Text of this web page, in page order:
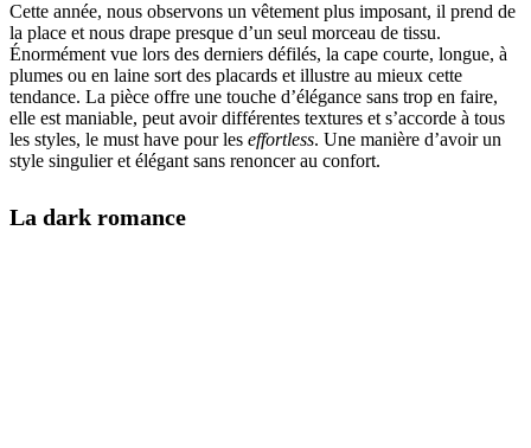
Cette année, nous observons un vêtement plus imposant, il prend de
la place et nous drape presque d’un seul morceau de tissu.
Énormément vue lors des derniers défilés, la cape courte, longue, à
plumes ou en laine sort des placards et illustre au mieux cette
tendance. La pièce offre une touche d’élégance sans trop en faire,
elle est maniable, peut avoir différentes textures et s’accorde à tous
les styles, le must have pour les effortless. Une manière d’avoir un
style singulier et élégant sans renoncer au confort.
La dark romance